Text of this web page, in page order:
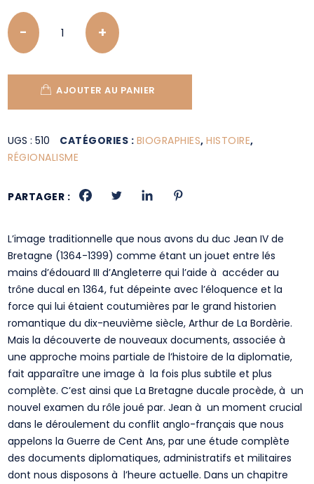
Quantity
AJOUTER AU PANIER
UGS :510 CATÉGORIES : BIOGRAPHIES,HISTOIRE,
RÉGIONALISME
PARTAGER :
L’image traditionnelle que nous avons du duc Jean IV de
Bretagne (1364-1399) comme étant un jouet entre lés
mains d’édouard III d’Angleterre qui l’aide à accéder au
trône ducal en 1364, fut dépeinte avec l’éloquence et la
force qui lui étaient coutumières par le grand historien
romantique du dix-neuvième siècle, Arthur de La Bordèrie.
Mais la découverte de nouveaux documents, associée à
une approche moins partiale de l’histoire de la diplomatie,
fait apparaître une image à la fois plus subtile et plus
complète. C’est ainsi que La Bretagne ducale procède, à un
nouvel examen du rôle joué par. Jean à un moment crucial
dans le déroulement du conflit anglo-français que nous
appelons la Guerre de Cent Ans, par une étude complète
des documents diplomatiques, administratifs et militaires
dont nous disposons à l’heure actuelle. Dans un chapitre